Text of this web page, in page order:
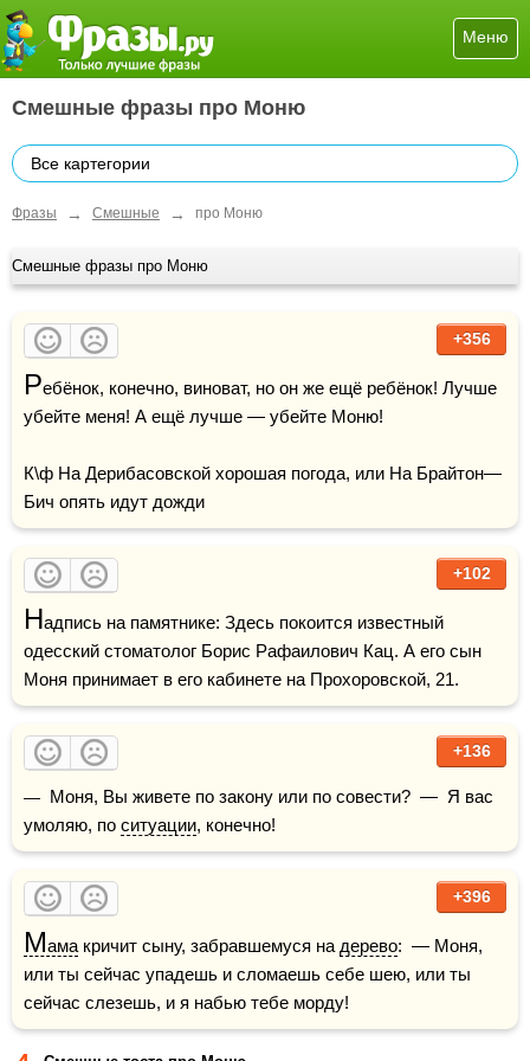
Меню
Смешные фразы про Моню
Все картегории
Фразы → Смешные → про Моню
Смешные фразы про Моню
+356
Ребёнок, конечно, виноват, но он же ещё ребёнок! Лучше
убейте меня! А ещё лучше — убейте Моню!
К\ф На Дерибасовской хорошая погода, или На Брайтон—
Бич опять идут дожди
+102
Надпись на памятнике: Здесь покоится известный
одесский стоматолог Борис Рафаилович Кац. А его сын
Моня принимает в его кабинете на Прохоровской, 21.
+136
—  Моня, Вы живете по закону или по совести?  —  Я вас
умоляю, по ситуации, конечно!
+396
Мама кричит сыну, забравшемуся на дерево:  — Моня,
или ты сейчас упадешь и сломаешь себе шею, или ты
сейчас слезешь, и я набью тебе морду!